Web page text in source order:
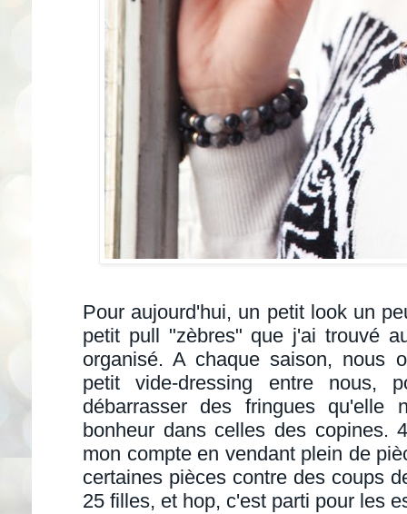
Pour aujourd'hui, un petit look un
petit pull "zèbres" que j'ai trouvé
organisé. A chaque saison, nous
petit vide-dressing entre nous,
débarrasser des fringues
bonheur dans celles des copines.
mon compte en vendant plein de
certaines pièces contre des coups
25 filles, et hop, c'est parti pour les